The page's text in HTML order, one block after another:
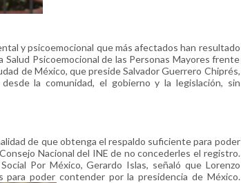
y psicoemocional que más afectados han resultado
Psicoemocional de las Personas Mayores frente
de México, que preside Salvador Guerrero Chiprés,
la comunidad, el gobierno y la legislación, sin
de que obtenga el respaldo suficiente para poder
Nacional del INE de no concederles el registro.
Por México, Gerardo Islas, señaló que Lorenzo
para poder contender por la presidencia de México.